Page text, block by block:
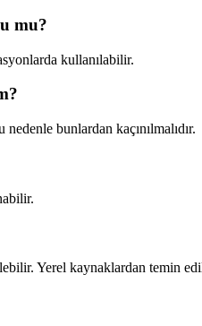
mu?
kullanılabilir.
bunlardan kaçınılmalıdır.
Yerel kaynaklardan temin